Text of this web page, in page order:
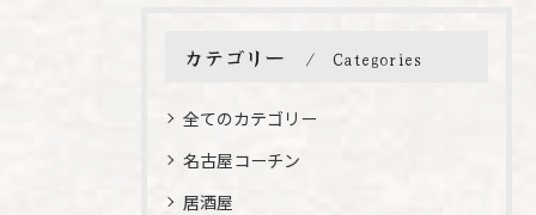
カテゴリー Categories
全てのカテゴリー
名古屋コーチン
居酒屋